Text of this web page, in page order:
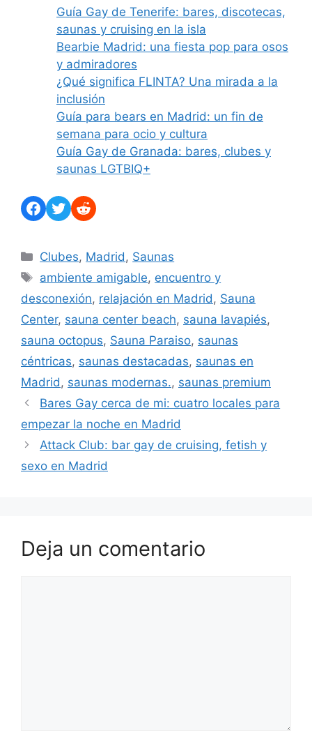
Guía Gay de Tenerife: bares, discotecas,
saunas y cruising en la isla
Bearbie Madrid: una fiesta pop para osos
y admiradores
¿Qué significa FLINTA? Una mirada a la
inclusión
Guía para bears en Madrid: un fin de
semana para ocio y cultura
Guía Gay de Granada: bares, clubes y
saunas LGTBIQ+
Facebook
TwitterReddit
Categorías
Clubes, Madrid , Saunas
Etiquetas
ambiente amigable, encuentro y
desconexión, relajación en Madrid , Sauna
Center, sauna center beach, sauna lavapiés,
sauna octopus, Sauna Paraiso, saunas
céntricas, saunas destacadas, saunas en
Madrid , saunas modernas., saunas premium
Bares Gay cerca de mi: cuatro locales para
empezar la noche en Madrid
Attack Club: bar gay de cruising, fetish y
sexo en Madrid
Deja un comentario